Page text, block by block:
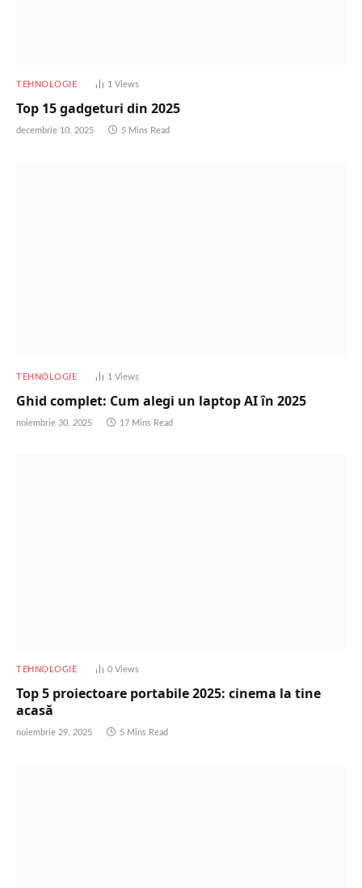
TEHNOLOGIE 1 Views
Top 15 gadgeturi din 2025
decembrie 10, 2025 5 Mins Read
TEHNOLOGIE 1 Views
Ghid complet: Cum alegi un laptop AI în 2025
noiembrie 30, 2025 17 Mins Read
TEHNOLOGIE 0 Views
Top 5 proiectoare portabile 2025: cinema la tine
acasă
noiembrie 29, 2025 5 Mins Read